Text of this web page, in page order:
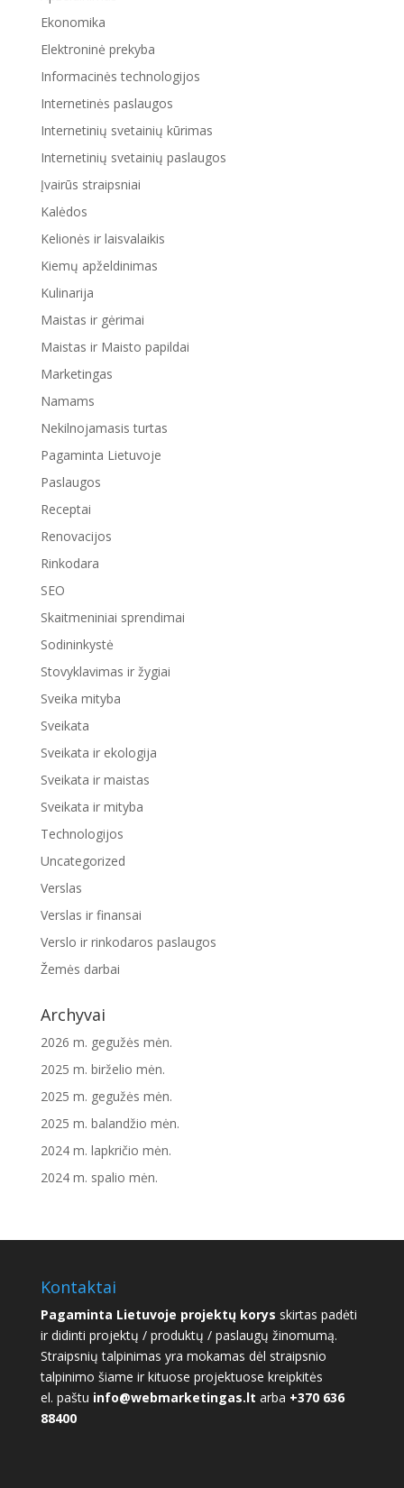
Ekonomika
Elektroninė prekyba
Informacinės technologijos
Internetinės paslaugos
Internetinių svetainių kūrimas
Internetinių svetainių paslaugos
Įvairūs straipsniai
Kalėdos
Kelionės ir laisvalaikis
Kiemų apželdinimas
Kulinarija
Maistas ir gėrimai
Maistas ir Maisto papildai
Marketingas
Namams
Nekilnojamasis turtas
Pagaminta Lietuvoje
Paslaugos
Receptai
Renovacijos
Rinkodara
SEO
Skaitmeniniai sprendimai
Sodininkystė
Stovyklavimas ir žygiai
Sveika mityba
Sveikata
Sveikata ir ekologija
Sveikata ir maistas
Sveikata ir mityba
Technologijos
Uncategorized
Verslas
Verslas ir finansai
Verslo ir rinkodaros paslaugos
Žemės darbai
Archyvai
2026 m. gegužės mėn.
2025 m. birželio mėn.
2025 m. gegužės mėn.
2025 m. balandžio mėn.
2024 m. lapkričio mėn.
2024 m. spalio mėn.
Kontaktai
Pagaminta Lietuvoje projektų korys skirtas padėti
ir didinti projektų / produktų / paslaugų žinomumą.
Straipsnių talpinimas yra mokamas dėl straipsnio
talpinimo šiame ir kituose projektuose kreipkitės
el. paštu info@webmarketingas.lt arba +370 636
88400